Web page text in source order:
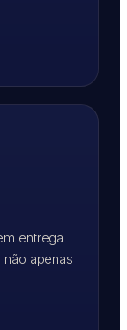
entrega
não apenas